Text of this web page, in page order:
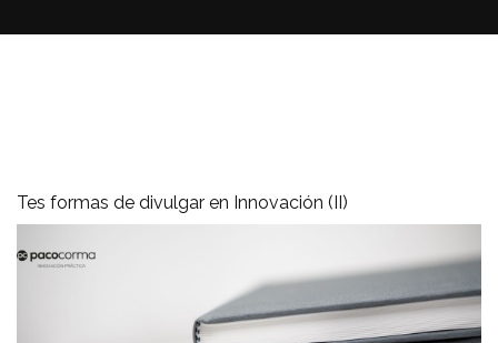
Tes formas de divulgar en Innovación (II)